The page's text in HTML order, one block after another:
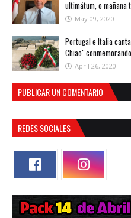
ultimátum, o
May 09, 2020
Portugal e Italia
Chiao"
April 26, 2020
PUBLICAR UN COMENTARIO
REDES SOCIALES